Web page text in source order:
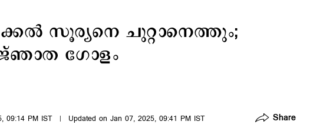
സൂര്യനെ ചുറ്റാനെത്തും;
ഗോളം
09:14 PM IST Updated on Jan 07, 2025, 09:41 PM IST Share